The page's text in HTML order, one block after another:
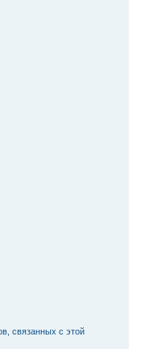
связанных с этой